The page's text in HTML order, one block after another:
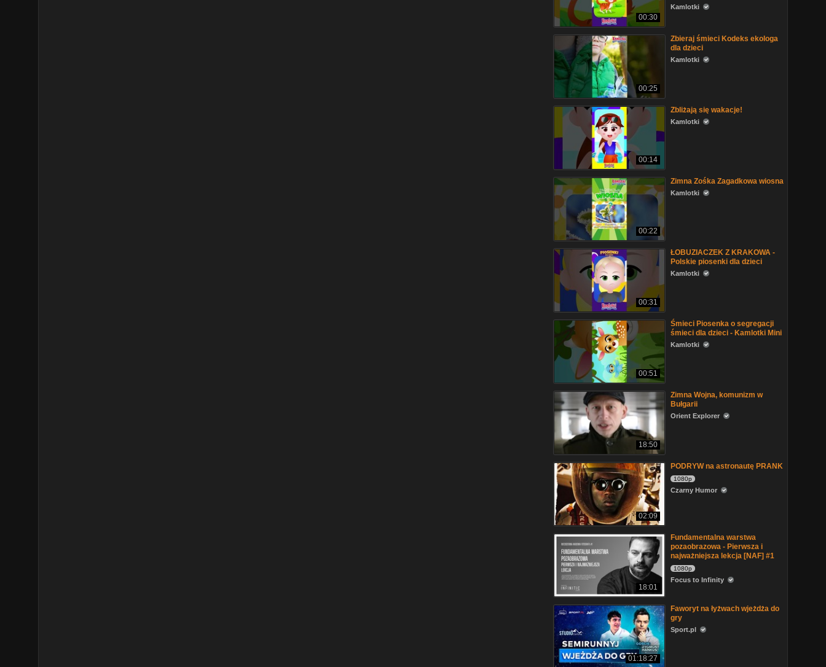
00:30
Kamlotki
00:25
Zbieraj śmieci Kodeks ekologa
dla dzieci
Kamlotki
00:14
Zbliżają się wakacje!
Kamlotki
00:22
Zimna Zośka Zagadkowa wiosna
Kamlotki
00:31
ŁOBUZIACZEK Z KRAKOWA -
Polskie piosenki dla dzieci
Kamlotki
00:51
Śmieci Piosenka o segregacji
śmieci dla dzieci - Kamlotki Mini
Kamlotki
18:50
Zimna Wojna, komunizm w
Bułgarii
Orient Explorer
02:09
PODRYW na astronautę PRANK
1080p
Czarny Humor
18:01
Fundamentalna warstwa
pozaobrazowa - Pierwsza i
najważniejsza lekcja [NAF] #1
1080p
Focus to Infinity
01:18:27
Faworyt na łyżwach wjeżdża do
gry
Sport.pl